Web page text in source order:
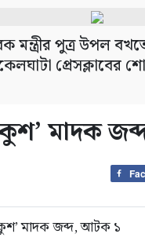
মন্ত্রীর পুত্র উপল
প্রেসক্লাবের
মাদক